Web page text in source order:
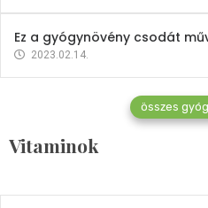
Ez a gyógynövény csodát
2023.02.14.
összes
Vitaminok
Vitaminok
Mindent a B-12
2023.02.27.